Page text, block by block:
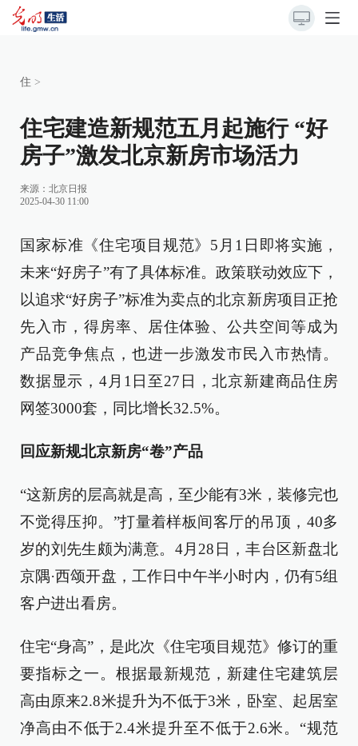
住 >
住宅建造新规范五月起施行 “好
房子”激发北京新房市场活力
来源： 北京日报
2025-04-30 11:00
国家标准《住宅项目规范》5月1日即将实施，
未来“好房子”有了具体标准。政策联动效应下，
以追求“好房子”标准为卖点的北京新房项目正抢
先入市，得房率、居住体验、公共空间等成为
产品竞争焦点，也进一步激发市民入市热情。
数据显示，4月1日至27日，北京新建商品住房
网签3000套，同比增长32.5%。
回应新规北京新房“卷”产品
“这新房的层高就是高，至少能有3米，装修完也
不觉得压抑。”打量着样板间客厅的吊顶，40多
岁的刘先生颇为满意。4月28日，丰台区新盘北
京隅·西颂开盘，工作日中午半小时内，仍有5组
客户进出看房。
住宅“身高”，是此次《住宅项目规范》修订的重
要指标之一。根据最新规范，新建住宅建筑层
高由原来2.8米提升为不低于3米，卧室、起居室
净高由不低于2.4米提升至不低于2.6米。“规范